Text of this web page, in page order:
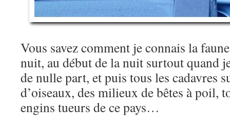
Vous savez comment je connais la
nuit, au début de la nuit surtout quand
de nulle part, et puis tous les cadavres
d’oiseaux, des milieux de bêtes à poil,
engins tueurs de ce pays…